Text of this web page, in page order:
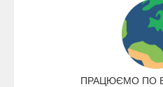
ПРАЦЮЄМО ПО